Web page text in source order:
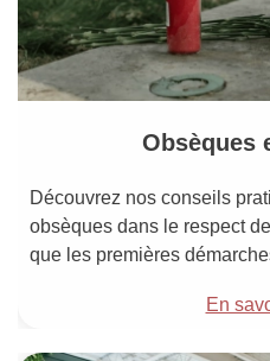
Obsèques
Découvrez nos conseils
obsèques dans le respect
que les premières
En